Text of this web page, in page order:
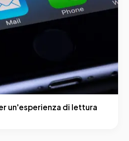
un'esperienza di lettura